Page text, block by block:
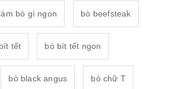
bò gì ngon bò beefsteak
tết bò bít tết ngon
bò black angus bò chữ T